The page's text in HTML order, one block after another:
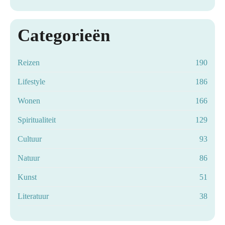
Categorieën
Reizen 190
Lifestyle 186
Wonen 166
Spiritualiteit 129
Cultuur 93
Natuur 86
Kunst 51
Literatuur 38